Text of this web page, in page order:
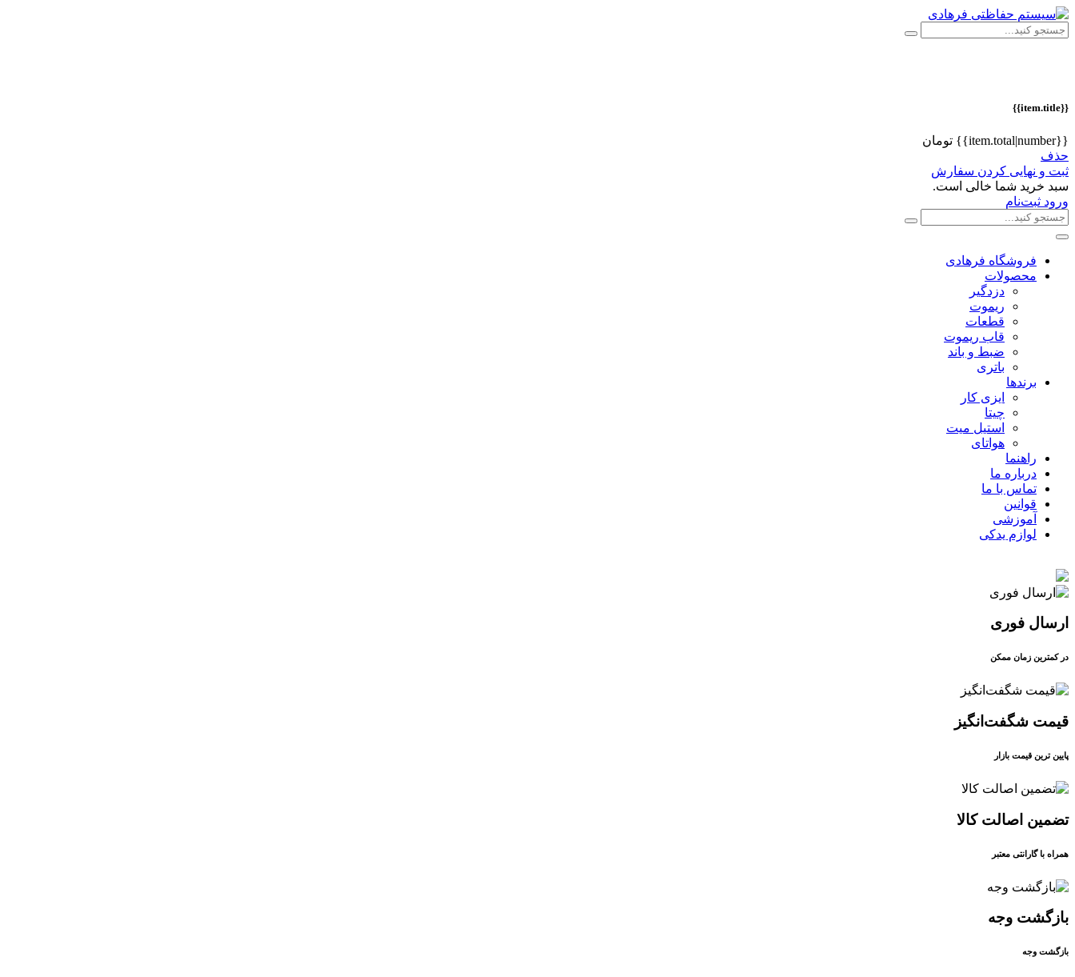
{{item.title}}
{{item.total|number}} تومان
حذف
ثبت و نهایی کردن سفارش
سبد خرید شما خالی است.
ورود ثبت‌نام
فروشگاه فرهادی
محصولات
دزدگیر
ریموت
قطعات
قاب ریموت
ضبط و باند
باتری
برندها
ایزی کار
چیتا
استیل میت
هواتای
راهنما
درباره ما
تماس با ما
قوانین
آموزشی
لوازم یدکی
ارسال فوری
در کمترین زمان ممکن
قیمت شگفت‌انگیز
پایین ترین قیمت بازار
تضمین اصالت کالا
همراه با گارانتی معتبر
بازگشت وجه
بازگشت وجه